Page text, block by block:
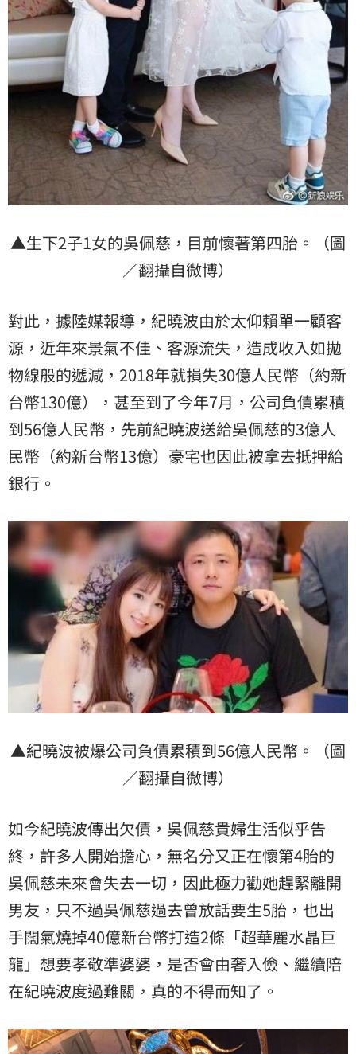
▲生下2子1女的吳佩慈，目前懷著第四胎。（圖
／翻攝自微博）
對此，據陸媒報導，紀曉波由於太仰賴單一顧客
源，近年來景氣不佳、客源流失，造成收入如拋
物線般的遞減，2018年就損失30億人民幣（約新
台幣130億），甚至到了今年7月，公司負債累積
到56億人民幣，先前紀曉波送給吳佩慈的3億人
民幣（約新台幣13億）豪宅也因此被拿去抵押給
銀行。
▲紀曉波被爆公司負債累積到56億人民幣。（圖
／翻攝自微博）
如今紀曉波傳出欠債，吳佩慈貴婦生活似乎告
終，許多人開始擔心，無名分又正在懷第4胎的
吳佩慈未來會失去一切，因此極力勸她趕緊離開
男友，只不過吳佩慈過去曾放話要生5胎，也出
手闊氣燒掉40億新台幣打造2條「超華麗水晶巨
龍」想要孝敬準婆婆，是否會由奢入儉、繼續陪
在紀曉波度過難關，真的不得而知了。